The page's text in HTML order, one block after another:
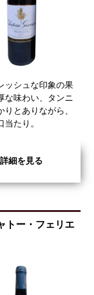
ッシュな印象の果
な味わい、タンニ
りとありながら、
当たり。
詳細を見る
トー・フェリエ